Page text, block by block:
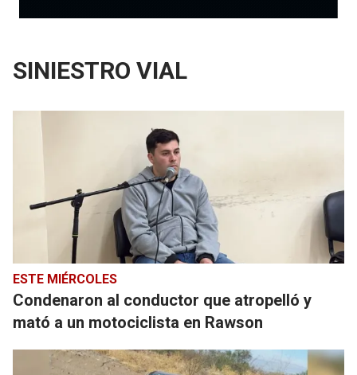
SINIESTRO VIAL
ESTE MIÉRCOLES
Condenaron al conductor que atropelló y
mató a un motociclista en Rawson